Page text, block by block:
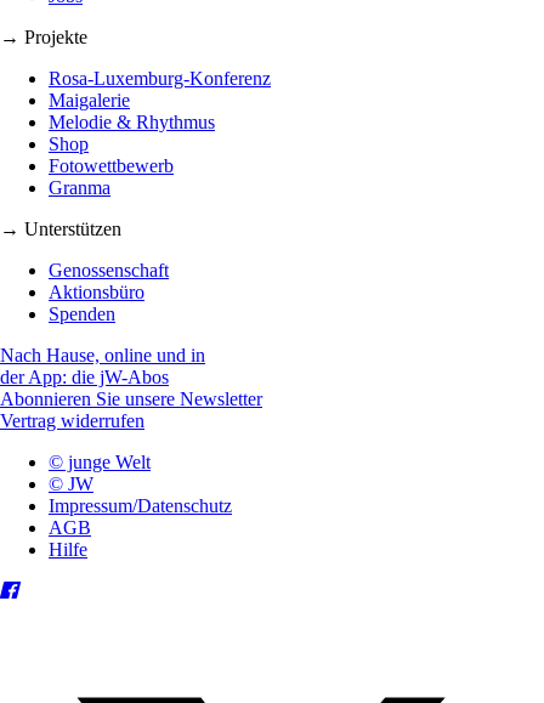
→ Projekte
Rosa-Luxemburg-Konferenz
Maigalerie
Melodie & Rhythmus
Shop
Fotowettbewerb
Granma
→ Unterstützen
Genossenschaft
Aktionsbüro
Spenden
Nach Hause, online und in
der App: die jW-Abos
Abonnieren Sie unsere Newsletter
Vertrag widerrufen
© junge Welt
© JW
Impressum/Datenschutz
AGB
Hilfe